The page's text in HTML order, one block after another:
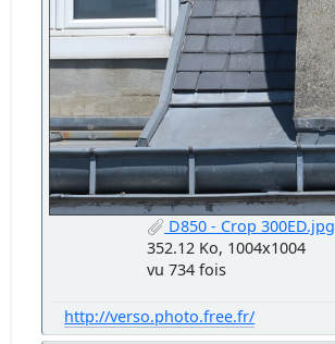
D850 - Crop 300ED.jpg
352.12 Ko, 1004x1004
vu 734 fois
http://verso.photo.free.fr/